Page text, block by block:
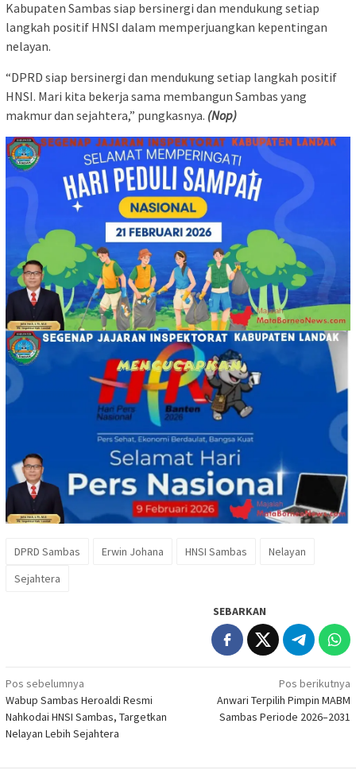
Kabupaten Sambas siap bersinergi dan mendukung setiap
langkah positif HNSI dalam memperjuangkan kepentingan
nelayan.
“DPRD siap bersinergi dan mendukung setiap langkah positif
HNSI. Mari kita bekerja sama membangun Sambas yang
makmur dan sejahtera,” pungkasnya. (Nop)
DPRD Sambas Erwin Johana HNSI Sambas
Nelayan
Sejahtera
SEBARKAN
Navigasi
pos
Pos sebelumnya
Wabup Sambas Heroaldi Resmi
Nahkodai HNSI Sambas, Targetkan
Nelayan Lebih Sejahtera
Pos berikutnya
Anwari Terpilih Pimpin MABM
Sambas Periode 2026–2031